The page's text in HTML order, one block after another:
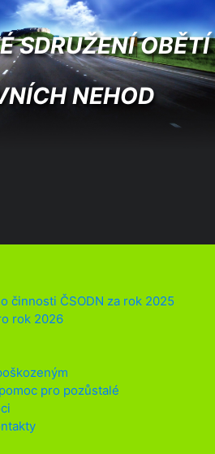
SDRUŽENÍ OBĚTÍ
NEHOD
činnosti ČSODN za rok 2025
rok 2026
pro pozůstalé